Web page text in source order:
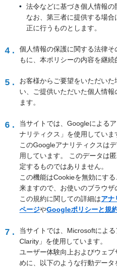
法令などに基づき個人情報の
なお、第三者に提供する場
正に行うものとします。
4 .
個人情報の保護に関する法律
もに、本ポリシーの内容を継続
5 .
お客様からご要望をいただい
い、ご提供いただいた個人情
ます。
6 .
当サイトでは、Googleによる
ナリティクス」を使用していま
このGoogleアナリティクスは
用しています。
このデータは
定するものではありません。
この機能はCookieを無効にす
来ますので、お使いのブラウザ
この規約に関しての詳細はアナ
ページやGoogleポリシーと規
7 .
当サイトでは、Microsoftによ
Clarity」を使用しています。
ユーザー体験向上およびウェ
めに、以下のような行動データ